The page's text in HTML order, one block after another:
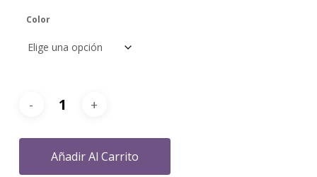
Color
Añadir Al Carrito